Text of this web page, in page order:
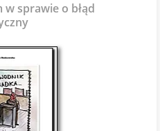
w sprawie o błąd